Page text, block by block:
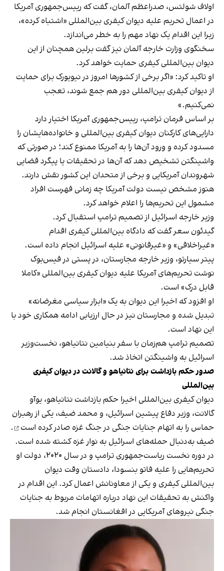
اولاف شولتس، صدراعظم آلمان، گفت که رییس‌جمهوری آمریکا
در اعمال تحریم‌ علیه دیوان کیفری بین‌المللی «اشتباه کرده»،
زیرا این اقدام یک نهاد مهم را به خطر می‌اندازد.
سخنگوی وزارت خارجه آلمان نیز گفت برلین همچنان از این
دیوان بین‌المللی کیفری حمایت خواهد کرد.
او تاکید کرد: «اگر برخی از کشورها امروز در نیویورک برای حمایت
از دیوان کیفری بین‌المللی دور هم جمع شوند، تعجب
نمی‌کنیم.»
بر اساس فرمان ترامپ، رییس‌جمهوری آمریکا اختیار دارد
دارایی‌های کارکنان دیوان کیفری بین‌المللی و خانواده‌هایشان را
مسدود کرده و ورود آن‌ها را به آمریکا ممنوع کند؛ در صورتی که
واشینگتن تشخیص دهد که آن‌ها در تحقیقات یا پیگرد قضایی
شهروندان آمریکایی و برخی از متحدان این کشور نقش دارند.
هنوز مشخص نیست دولت آمریکا چه زمانی فهرست افراد
مشمول این تحریم‌ها را اعلام خواهد کرد.
وزیر خارجه اسرائیل از تصمیم ترامپ استقبال کرد.
گیدئون سعر گفت که دادگاه بین‌المللی کیفری اقدام
«غیراخلاقی» و «غیرقانونی» علیه اسرائیل انجام داده است.
پیتر سیارتو، وزیر خارجه مجارستان، در پستی در فیس‌بوک
نوشت تحریم‌های آمریکا علیه دیوان کیفری بین‌المللی «کاملا
قابل درک» است.
او افزود که اخیرا این دیوان به یک «ابزار سیاسی مغرضانه»
تبدیل شده و مجارستان نیز در حال ارزیابی ادامه همکاری خود با
این نهاد است.
تصمیم ترامپ هم‌زمان با سفر بنیامین نتانیاهو، نخست‌وزیر
اسرائیل به واشینگتن اتخاذ شد.
صدور حکم بازداشت برای نتانیاهو و گالانت در دیوان کیفری
بین‌المللی
دیوان کیفری بین‌المللی اخیرا حکم بازداشت نتانیاهو، یوآو
گالانت، وزیر دفاع پیشین اسرائیل، و محمد ضیف، یکی از رهبران
حماس را به اتهام جنایات جنگی در جنگ غزه صادر کرده است
.
ضیف به‌دنبال حمله‌های اسرائیل به نوار غزه کشته شده است.
در دوره نخست ریاست‌جمهوری ترامپ و در سال ۲۰۲۰، دولت او
تحریم‌هایی را علیه فاتو بنسودا، دادستان وقت دیوان
بین‌المللی کیفری و یکی از معاونانش اعمال کرد. این اقدام در
واکنش به تحقیقات این نهاد درباره اتهامات مربوط به جنایات
جنگی نیروهای آمریکایی در افغانستان انجام شد.